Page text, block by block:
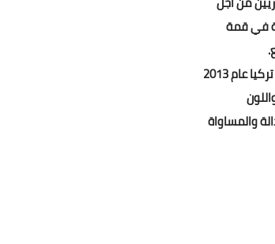
في قمة
2013
والمساواة